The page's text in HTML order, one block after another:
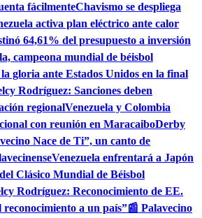
fácilmenteChavismo se despliega
activa plan eléctrico ante calor
64,61% del presupuesto a inversión
campeona mundial de béisbol
gloria ante Estados Unidos en la final
Rodríguez: Sanciones deben
regionalVenezuela y Colombia
con reunión en MaracaiboDerby
Nace de Ti”, un canto de
Venezuela enfrentará a Japón
Clásico Mundial de Béisbol
Rodríguez: Reconocimiento de EE.
reconocimiento a un país”📰 Palavecino